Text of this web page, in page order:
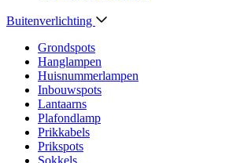
Buitenverlichting
Grondspots
Hanglampen
Huisnummerlampen
Inbouwspots
Lantaarns
Plafondlamp
Prikkabels
Prikspots
Sokkels